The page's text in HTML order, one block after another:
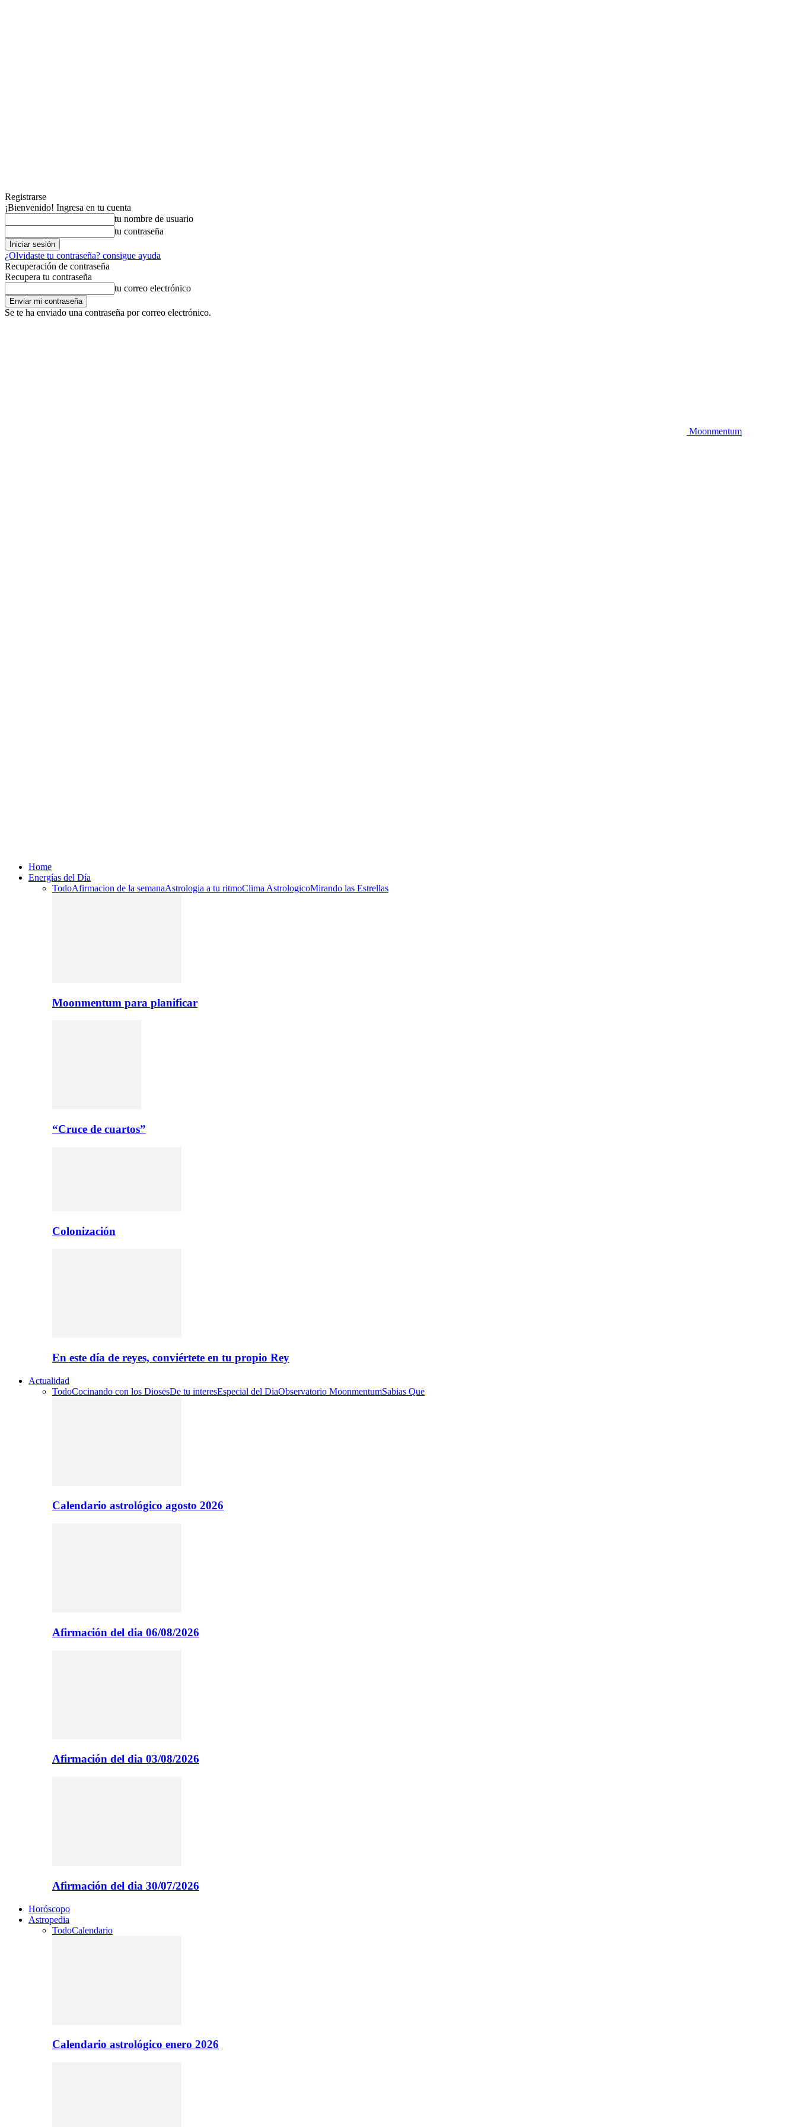
Registrarse
¡Bienvenido! Ingresa en tu cuenta
tu nombre de usuario
tu contraseña
¿Olvidaste tu contraseña? consigue ayuda
Recuperación de contraseña
Recupera tu contraseña
tu correo electrónico
Se te ha enviado una contraseña por correo electrónico.
Moonmentum
Home
Energías del Día
TodoAfirmacion de la semanaAstrologia a tu ritmoClima AstrologicoMirando las Estrellas
Moonmentum para planificar
“Cruce de cuartos”
Colonización
En este día de reyes, conviértete en tu propio Rey
Actualidad
TodoCocinando con los DiosesDe tu interesEspecial del DiaObservatorio MoonmentumSabias Que
Calendario astrológico agosto 2026
Afirmación del dia 06/08/2026
Afirmación del dia 03/08/2026
Afirmación del dia 30/07/2026
Horóscopo
Astropedia
TodoCalendario
Calendario astrológico enero 2026